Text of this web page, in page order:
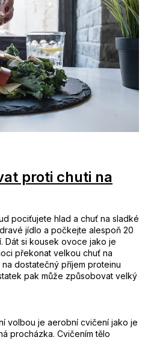
proti chuti na
pociťujete hlad a chuť na sladké
jídlo a počkejte alespoň 20
Dát si kousek ovoce jako je
překonat velkou chuť na
dostatečný příjem proteinu
pak může způsobovat velký
volbou je aerobní cvičení jako je
procházka. Cvičením tělo